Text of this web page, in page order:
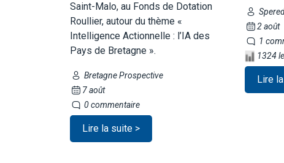
Saint-Malo, au Fonds de Dotation
Roullier, autour du thème «
Intelligence Actionnelle : l’IA des
Pays de Bretagne ».
Bretagne Prospective
7 août
0 commentaire
Lire la suite >
2 août
1
1324
Lire